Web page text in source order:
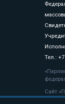
Тел.:
Сайт